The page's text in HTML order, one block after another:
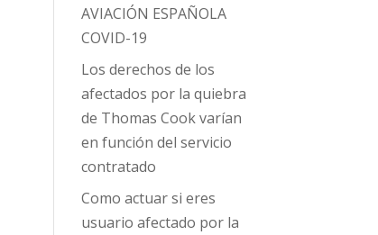
AVIACIÓN ESPAÑOLA
COVID-19
Los derechos de los
afectados por la quiebra
de Thomas Cook varían
en función del servicio
contratado
Como actuar si eres
usuario afectado por la